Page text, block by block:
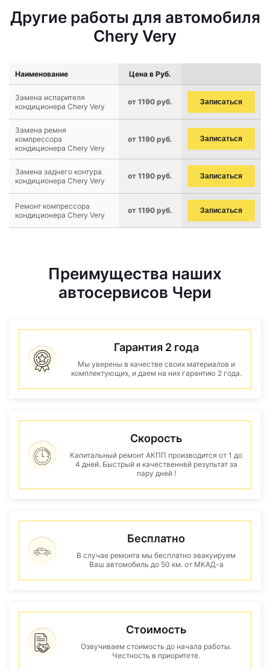
Другие работы для автомобиля
Chery Very
Наименование Цена в Руб.
Замена испарителя
кондиционера Chery Very
от 1190 руб. Записаться
Замена ремня
компрессора
кондиционера Chery Very
от 1190 руб. Записаться
Замена заднего контура
кондиционера Chery Very
от 1190 руб. Записаться
Ремонт компрессора
кондиционера Chery Very
от 1190 руб. Записаться
Преимущества наших
автосервисов Чери
Гарантия 2 года
Мы уверены в качестве своих материалов и
комплектующих, и даем на них гарантию 2 года.
Скорость
Капитальный ремонт АКПП производится от 1 до
4 дней. Быстрый и качественнвй результат за
пару дней !
Бесплатно
В случае ремонта мы бесплатно эвакуируем
Ваш автомобиль до 50 км. от МКАД-а
Стоимость
Озвучиваем стоимость до начала работы.
Честность в приоритете.